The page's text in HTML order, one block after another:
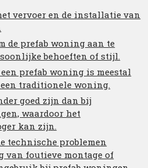
vervoer en de installatie van
de prefab woning aan te
behoeften of stijl.
prefab woning is meestal
traditionele woning.
goed zijn dan bij
waardoor het
kan zijn.
technische problemen
van foutieve montage of